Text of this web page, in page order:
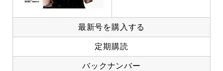
最新号を購入する
定期購読
バックナンバー